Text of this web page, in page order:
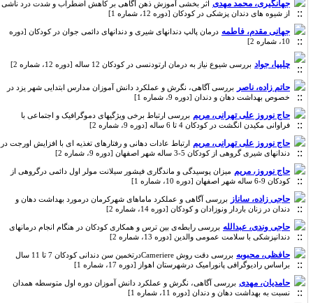
جهانگیری، محمد مهدی اثر بخشی آموزش ذهن آگاهی بر کاهش اضطراب و شدت درد ناشی
از شیوه های دندان پزشکی در کودکان [دوره 12، شماره 1]
جهانی مقدم، فاطمه درمان پالپ دندانهای شیری و دندانهای دائمی جوان در کودکان [دوره
10، شماره 2]
چلیپا، جواد بررسی شیوع نیاز به درمان ارتودنسی در کودکان 12 ساله [دوره 12، شماره 2]
حاتم زاده، ناصر بررسی آگاهی، نگرش و عملکرد دانش آموزان مدارس ابتدایی شهر یزد در
خصوص بهداشت دهان و دندان [دوره 9، شماره 1]
حاج نوروز علی تهرانی، مریم بررسی ارتباط برخی ویژگیهای دموگرافیک و اجتماعی با
فراوانی مکیدن انگشت در کودکان 4 تا 6 ساله [دوره 9، شماره 2]
حاج نوروز علی تهرانی، مریم ارتباط عادات دهانی و رفتارهای تغذیه ای با افزایش اورجت در
دندانهای شیری گروهی از کودکان 5-3 ساله شهر اصفهان [دوره 9، شماره 2]
حاج نوروز، مریم میزان پوسیدگی و ماندگاری فیشور سیلانت مولر اول دائمی درگروهی از
کودکان 9-6 ساله شهر اصفهان [دوره 10، شماره 1]
حاجی زاده، ساناز بررسی آگاهی و عملکرد ماماهای شهرکرمان درمورد بهداشت دهان و
دندان در زنان باردار ونوزادان و کودکان [دوره 14، شماره 2]
حاجی وندی، عبدالله بررسی رابطه‌ی بین ترس و همکاری کودکان در هنگام انجام درمانهای
دندانپزشکی با سلامت عمومی والدین [دوره 13، شماره 2]
حافظی، محبوبه
بررسی دقت روش Cameriereدرتخمین سن دندانی کودکان 7 تا 11 سال
براساس رادیوگرافی پانورامیک درشهرستان اهواز [دوره 17، شماره 1]
حامدیان، مهدی بررسی آگاهی، نگرش و عملکرد دانش آموزان دوره اول متوسطه همدان
نسبت به بهداشت دهان و دندان [دوره 11، شماره 1]